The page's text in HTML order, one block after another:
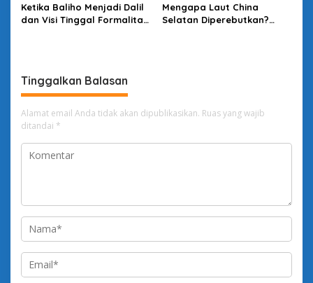
Ketika Baliho Menjadi Dalil
dan Visi Tinggal Formalitas
Mengapa Laut China
Selatan Diperebutkan?
Tinggalkan Balasan
Alamat email Anda tidak akan dipublikasikan. Ruas yang wajib
ditandai *